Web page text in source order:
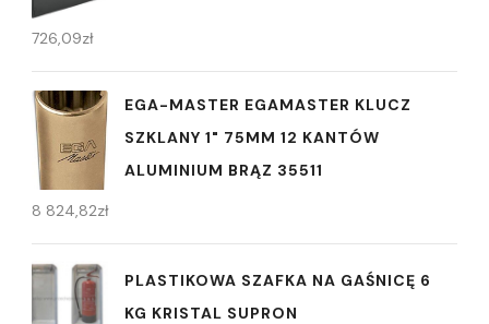
726,09zł
EGA-MASTER EGAMASTER KLUCZ
SZKLANY 1" 75MM 12 KANTÓW
ALUMINIUM BRĄZ 35511
8 824,82zł
PLASTIKOWA SZAFKA NA GAŚNICĘ 6
KG KRISTAL SUPRON